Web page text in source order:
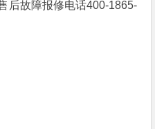
后故障报修电话400-1865-